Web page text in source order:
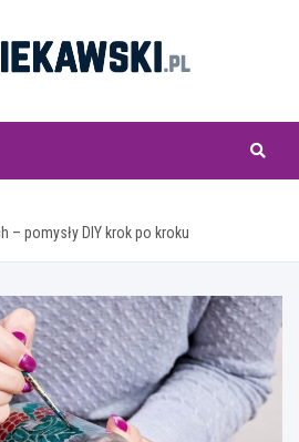
– pomysły DIY krok po kroku